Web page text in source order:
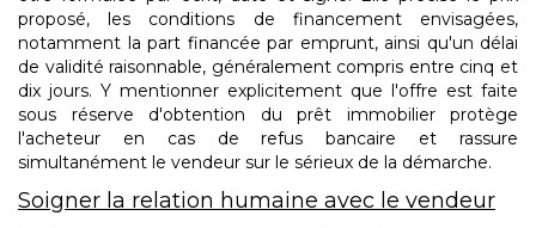
proposé, les conditions de financement envisagées,
notamment la part financée par emprunt, ainsi qu'un délai
de validité raisonnable, généralement compris entre cinq et
dix jours. Y mentionner explicitement que l'offre est faite
sous réserve d'obtention du prêt immobilier protège
l'acheteur en cas de refus bancaire et rassure
simultanément le vendeur sur le sérieux de la démarche.
Soigner la relation humaine avec le vendeur